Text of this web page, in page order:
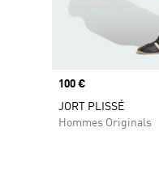
Prix
100 €
JORT PLISSÉ
Hommes Originals